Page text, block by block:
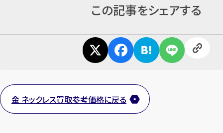
この記事をシェアする
金 ネックレス買取参考価格に戻る